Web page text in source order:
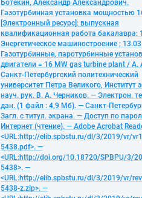
Ботекин, Александр Александрович.
Газотурбинная установка мощностью
[Электронный ресурс]: выпускная
квалификационная работа бакалавра:
Энергетическое машиностроение ;
Газотурбинные, паротурбинные
двигатели = 16 MW gas turbine plant / А.
Санкт-Петербургский политехнический
университет Петра Великого, Институт
науч. рук. В. А. Черников. — Электрон.
дан. (1 файл : 4,9 Мб). — Санкт-
Загл. с титул. экрана. — Доступ по
Интернет (чтение). — Adobe Acrobat
<URL:http://elib.spbstu.ru/dl/3/2019/vr/
5438.pdf>. —
<URL:http://doi.org/10.18720/SPBPU/3/
5438>. —
<URL:http://elib.spbstu.ru/dl/3/2019/vr/
5438-z.zip>. —